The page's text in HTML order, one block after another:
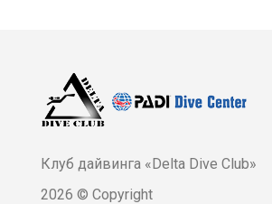
Клуб дайвинга «Delta Dive Club»
2026 © Copyright